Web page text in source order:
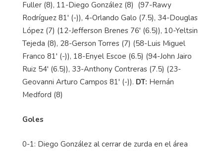
Fuller (8), 11-Diego González (8) (97-Rawy
Rodríguez 81' (-)), 4-Orlando Galo (7.5), 34-Douglas
López (7) (12-Jefferson Brenes 76' (6.5)), 10-Yeltsin
Tejeda (8), 28-Gerson Torres (7) (58-Luis Miguel
Franco 81' (-)), 18-Enyel Escoe (6.5) (94-John Jairo
Ruiz 54' (6.5)), 33-Anthony Contreras (7.5) (23-
Geovanni Arturo Campos 81' (-)). DT: Hernán
Medford (8)
Goles
0-1: Diego González al cerrar de zurda en el área